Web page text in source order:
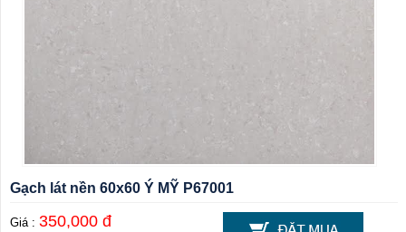
Gạch lát nền 60x60 Ý MỸ P67001
Giá : 350,000 đ